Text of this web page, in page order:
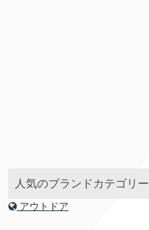
人気のブランドカテゴリー
アウトドア